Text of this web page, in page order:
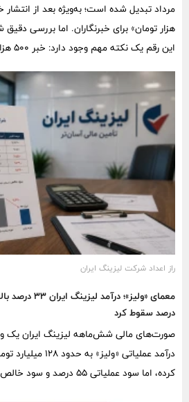
هزار تومان» برای خبرنگاران. اما بررسی
این
دیگر معاون امور رسانه‌ای وزارت ارشاد نیست
حاضر این مسئولیت را برعهده دارد.
راز اعداد شرکت لیزینگ ایران
درصد سقوط کرد
صورت‌های مالی شش‌ماهه لیزینگ ایران یک